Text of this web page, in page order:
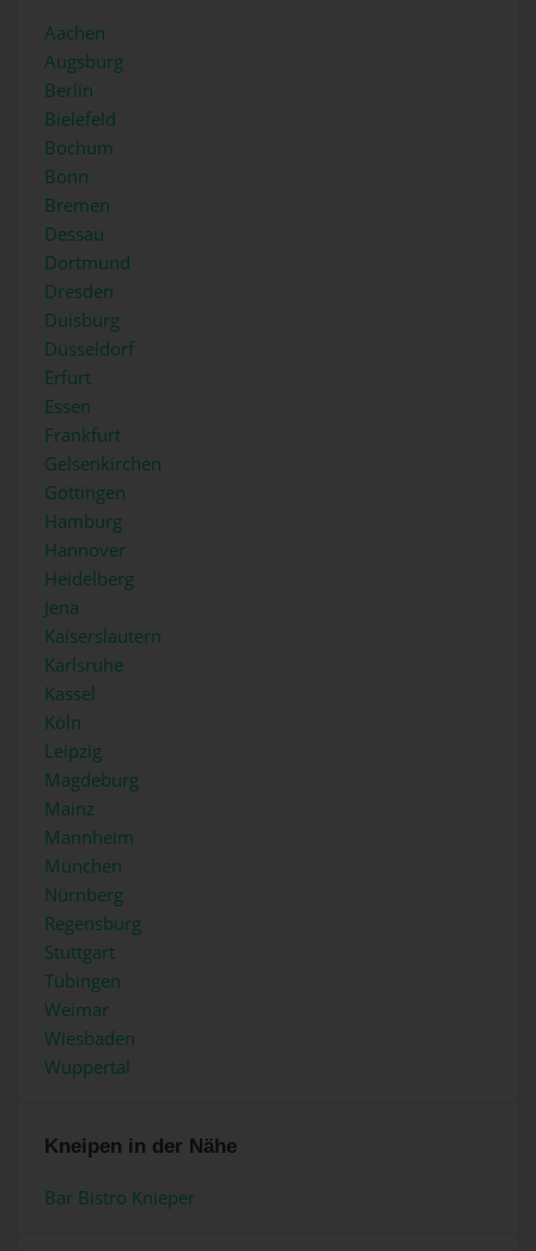
Aachen
Augsburg
Berlin
Bielefeld
Bochum
Bonn
Bremen
Dessau
Dortmund
Dresden
Duisburg
Düsseldorf
Erfurt
Essen
Frankfurt
Gelsenkirchen
Göttingen
Hamburg
Hannover
Heidelberg
Jena
Kaiserslautern
Karlsruhe
Kassel
Köln
Leipzig
Magdeburg
Mainz
Mannheim
München
Nürnberg
Regensburg
Stuttgart
Tübingen
Weimar
Wiesbaden
Wuppertal
Kneipen in der Nähe
Bar Bistro Knieper